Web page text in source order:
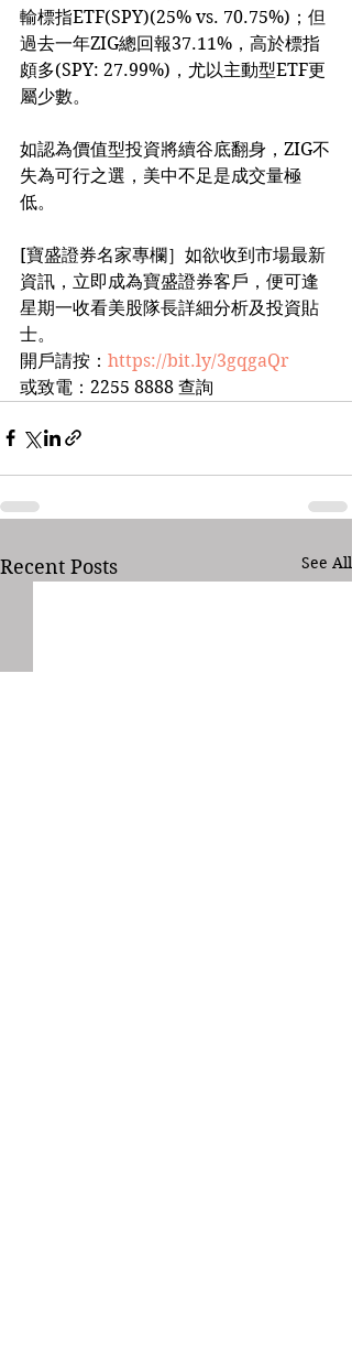
輸標指ETF(SPY)(25% vs. 70.75%)；但
過去一年ZIG總回報37.11%，高於標指
頗多(SPY: 27.99%)，尤以主動型ETF更
屬少數。
如認為價值型投資將續谷底翻身，ZIG不
失為可行之選，美中不足是成交量極
低。
[寶盛證券名家專欄］如欲收到市場最新
資訊，立即成為寶盛證券客戶，便可逢
星期一收看美股隊長詳細分析及投資貼
士。
開戶請按： https://bit.ly/3gqgaQr
或致電：2255 8888 查詢
Recent Posts See All